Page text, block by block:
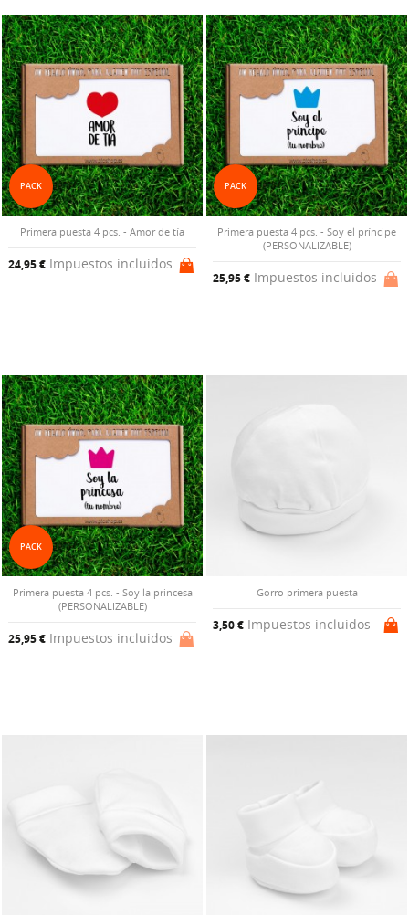
PACK
Primera puesta 4 pcs. - Amor de tía
24,95 € Impuestos incluidos
PACK
Primera puesta 4 pcs. - Soy el príncipe
(PERSONALIZABLE)
25,95 € Impuestos incluidos
PACK
Primera puesta 4 pcs. - Soy la princesa
(PERSONALIZABLE)
25,95 € Impuestos incluidos
Gorro primera puesta
3,50 € Impuestos incluidos